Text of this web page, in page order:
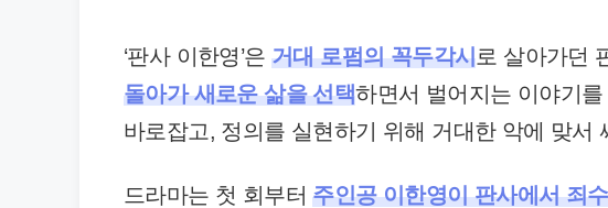
‘판사 이한영’은 거대 로펌의 꼭두각시로 살아가던
돌아가 새로운 삶을 선택하면서 벌어지는 이야기
바로잡고, 정의를 실현하기 위해 거대한 악에 맞서
드라마는 첫 회부터주인공 이한영이 판사에서 죄